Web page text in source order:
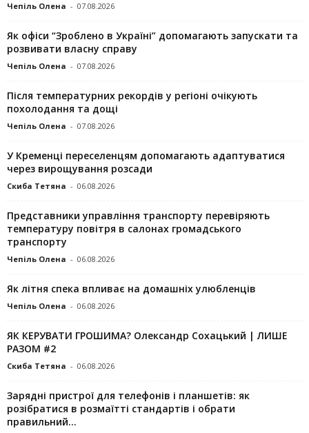
Чепіль Олена - 07.08.2026
Як офіси “Зроблено в Україні” допомагають запускaти та
розвивати власну справу
Чепіль Олена - 07.08.2026
Після температурних рекордів у регіоні очікують
похолодання та дощі
Чепіль Олена - 07.08.2026
У Кременці переселенцям допомагають адаптуватися
через вирощування розсади
Скиба Тетяна - 06.08.2026
Представники управління транспорту перевіряють
температуру повітря в салонах громадського
транспорту
Чепіль Олена - 06.08.2026
Як літня спека впливає на домашніх улюбленців
Чепіль Олена - 06.08.2026
ЯК КЕРУВАТИ ГРОШИМА? Олександр Сохацький | ЛИШЕ
РАЗОМ #2
Скиба Тетяна - 06.08.2026
Зарядні пристрої для телефонів і планшетів: як
розібратися в розмаїтті стандартів і обрати
правильний...